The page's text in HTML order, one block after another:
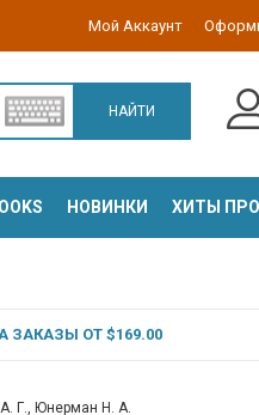
Мой Аккаунт
НАЙТИ
НОВИНКИ ХИТЫ
ЗАКАЗЫ ОТ $169.00
Г., Юнерман Н. А.